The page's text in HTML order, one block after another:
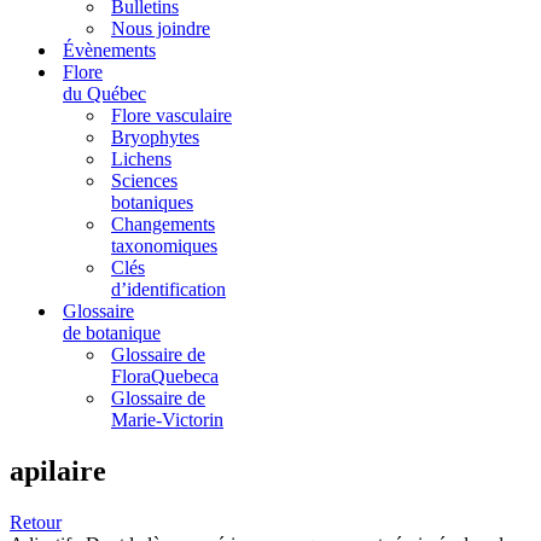
Bulletins
Nous joindre
Évènements
Flore
du Québec
Flore vasculaire
Bryophytes
Lichens
Sciences
botaniques
Changements
taxonomiques
Clés
d’identification
Glossaire
de botanique
Glossaire de
FloraQuebeca
Glossaire de
Marie-Victorin
apilaire
Retour